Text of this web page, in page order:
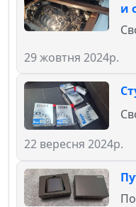
и
29 жовтня 2024р.
22 вересня 2024р.